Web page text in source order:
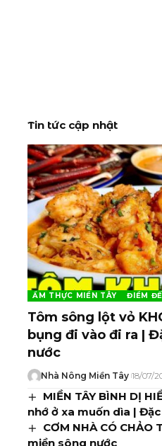
Tin tức cập nhật
ẨM THỰC MIỀN TÂY ĐIỂM
Tôm sông lột vỏ
bụng đi vào đi ra |
nước
Nhà Nông Miền Tây 18/07/
MIỀN TÂY BÌNH DỊ
nhớ ở xa muốn dìa |
CƠM NHÀ CÓ CHẢO
miền sông nước